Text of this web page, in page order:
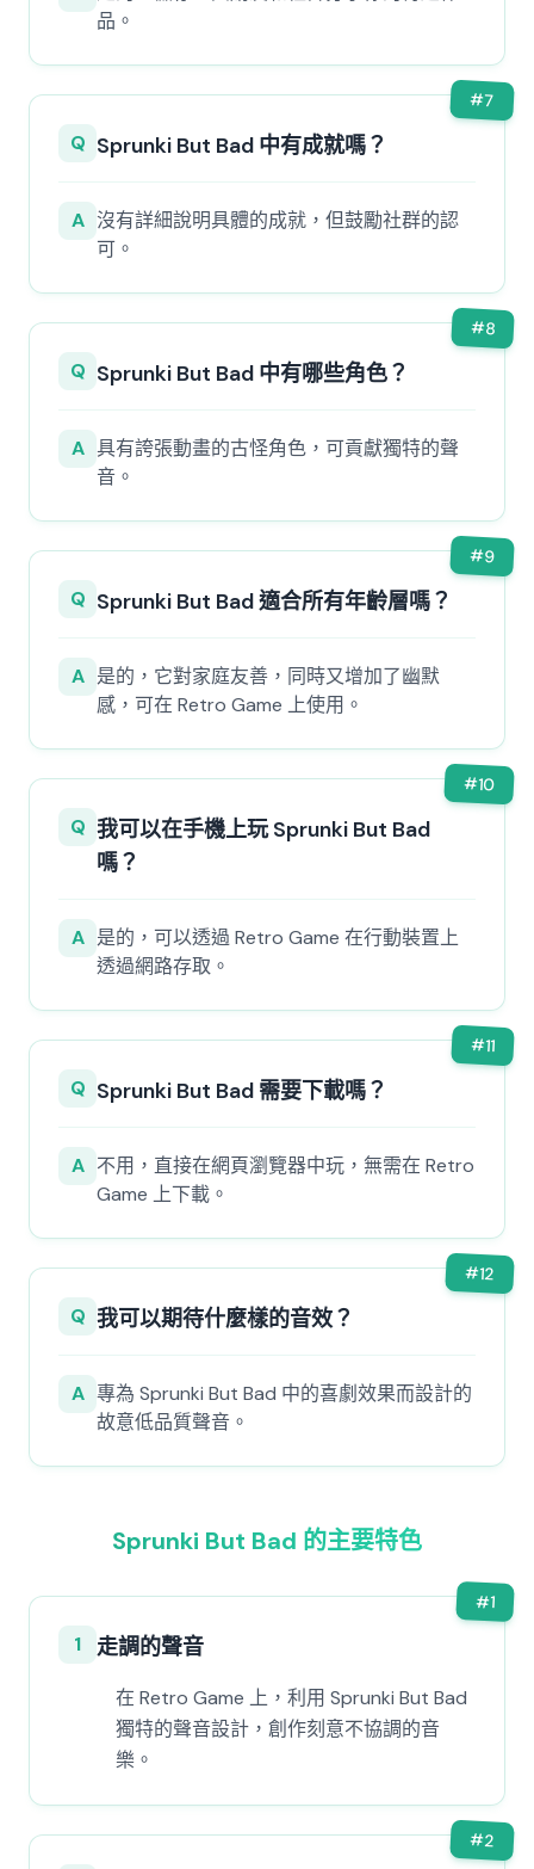
品。
#7
Q Sprunki But Bad 中有成就嗎？
A 沒有詳細說明具體的成就，但鼓勵社群的認
可。
#8
Q Sprunki But Bad 中有哪些角色？
A 具有誇張動畫的古怪角色，可貢獻獨特的聲
音。
#9
Q Sprunki But Bad 適合所有年齡層嗎？
A 是的，它對家庭友善，同時又增加了幽默
感，可在 Retro Game 上使用。
#10
Q 我可以在手機上玩 Sprunki But Bad
嗎？
A 是的，可以透過 Retro Game 在行動裝置上
透過網路存取。
#11
Q Sprunki But Bad 需要下載嗎？
A 不用，直接在網頁瀏覽器中玩，無需在 Retro
Game 上下載。
#12
Q 我可以期待什麼樣的音效？
A 專為 Sprunki But Bad 中的喜劇效果而設計的
故意低品質聲音。
Sprunki But Bad 的主要特色
#1
1 走調的聲音
在 Retro Game 上，利用 Sprunki But Bad
獨特的聲音設計，創作刻意不協調的音
樂。
#2